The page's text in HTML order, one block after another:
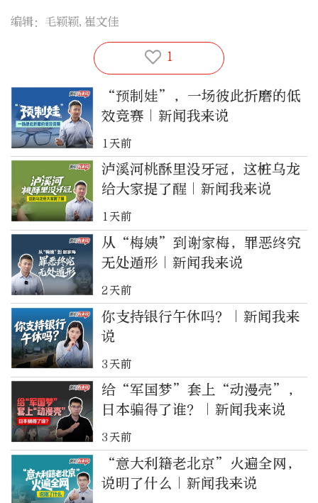
编辑：毛颖颖,崔文佳
1
“预制娃”，一场彼此折磨的低
效竞赛｜新闻我来说
1天前
泸溪河桃酥里没牙冠，这桩乌龙
给大家提了醒｜新闻我来说
1天前
从“梅姨”到谢家梅，罪恶终究
无处遁形｜新闻我来说
2天前
你支持银行午休吗？｜新闻我来
说
3天前
给“军国梦”套上“动漫壳”，
日本骗得了谁？｜新闻我来说
3天前
“意大利籍老北京”火遍全网，
说明了什么｜新闻我来说